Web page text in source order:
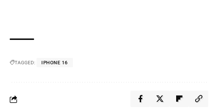
TAGGED: IPHONE 16